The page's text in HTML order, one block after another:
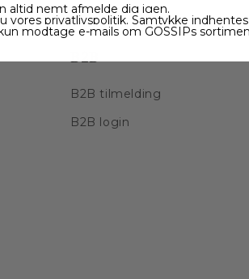
B2B tilmelding
B2B login
altid nemt afmelde dig igen.
vores privatlivspolitik. Samtykke
modtage e-mails om GOSSIPs